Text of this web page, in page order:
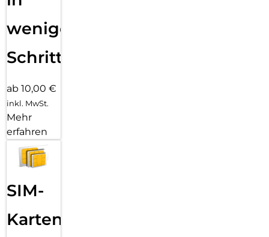
wenigen
Schritten
ab 10,00 €
inkl. MwSt.
Mehr
erfahren
SIM-
Karten